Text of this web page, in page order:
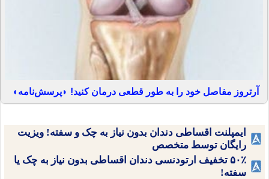
آرتروز مفاصل خود را به طور قطعی درمان کنید! ◗پرسش‌نامه◖
ایمپلنت اقساطی دندان بدون نیاز به چک و سفته! ویزیت
رایگان توسط متخصص
۵۰٪ تخفیف ارتودنسی دندان اقساطی بدون نیاز به چک یا
سفته!